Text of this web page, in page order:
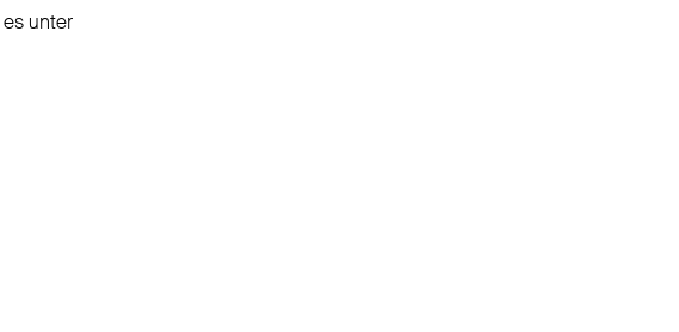
es unter